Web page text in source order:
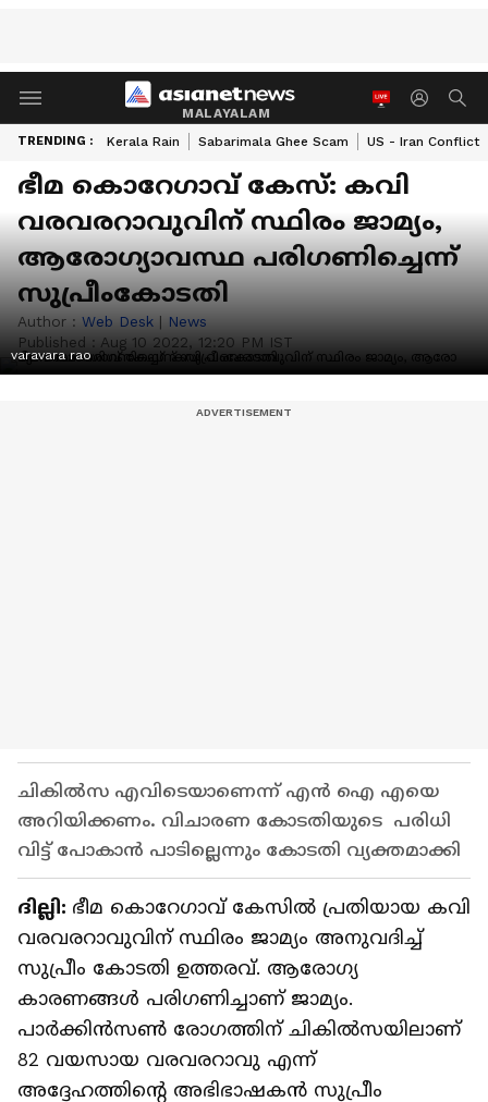
MALAYALAM
TRENDING : Kerala Rain Sabarimala Ghee Scam US - Iran Conflict
ഭീമ കൊറേഗാവ് കേസ്: കവി
വരവരറാവുവിന് സ്ഥിരം ജാമ്യം,
ആരോ​ഗ്യാവസ്ഥ പരി​ഗണിച്ചെന്ന്
സുപ്രീംകോടതി
Author : Web Desk | News
Published : Aug 10 2022, 12:20 PM IST
varavara rao
ചികിൽസ എവിടെയാണെന്ന് എൻ ഐ എയെ
അറിയിക്കണം. വിചാരണ കോടതിയുടെ പരിധി
വിട്ട് പോകാൻ പാടില്ലെന്നും കോടതി വ്യക്തമാക്കി
ദില്ലി: ഭീമ കൊറേഗാവ് കേസില്‍ പ്രതിയായ കവി
വരവരറാവുവിന് സ്ഥിരം ജാമ്യം അനുവദിച്ച്
സുപ്രീം കോടതി ഉത്തരവ്. ആരോ​ഗ്യ
കാരണങ്ങൾ പരി​ഗണിച്ചാണ് ജാമ്യം.
പാർക്കിൻസൺ രോ​ഗത്തിന് ചികിൽസയിലാണ്
82 വയസായ വരവരറാവു എന്ന്
അദ്ദേഹത്തിന്റെ അഭിഭാഷകൻ സുപ്രീം